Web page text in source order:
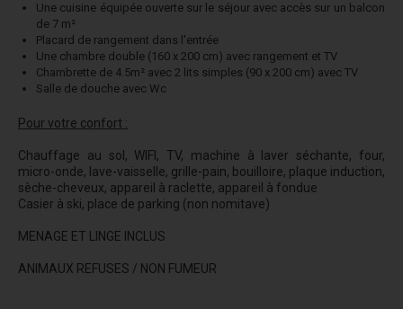
Une cuisine équipée ouverte sur le séjour avec accès sur un balcon
de 7 m²
Placard de rangement dans l'entrée
Une chambre double (160 x 200 cm) avec rangement et TV
Chambrette de 4.5m² avec 2 lits simples (90 x 200 cm) avec TV
Salle de douche avec Wc
Pour votre confort :
Chauffage au sol, WIFI, TV, machine à laver séchante, four,
micro-onde, lave-vaisselle, grille-pain, bouilloire, plaque induction,
sèche-cheveux, appareil à raclette, appareil à fondue
Casier à ski, place de parking (non nomitave)
MENAGE ET LINGE INCLUS
ANIMAUX REFUSES / NON FUMEUR